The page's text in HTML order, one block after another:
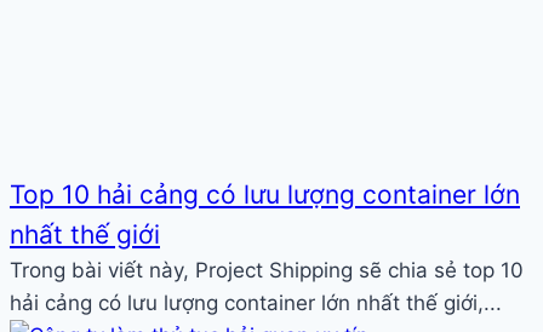
Top 10 hải cảng có lưu lượng container lớn
nhất thế giới
Trong bài viết này, Project Shipping sẽ chia sẻ top 10
hải cảng có lưu lượng container lớn nhất thế giới,...